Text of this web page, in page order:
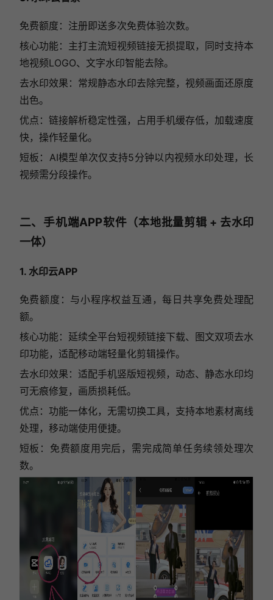
免费额度：注册即送多次免费体验次数。
核心功能：主打主流短视频链接无损提取，同时支持本
地视频LOGO、文字水印智能去除。
去水印效果：常规静态水印去除完整，视频画面还原度
出色。
优点：链接解析稳定性强，占用手机缓存低，加载速度
快，操作轻量化。
短板：AI模型单次仅支持5分钟以内视频水印处理，长
视频需分段操作。
二、手机端APP软件 （本地批量剪辑 + 去水印
一体）
1. 水印云APP
免费额度：与小程序权益互通，每日共享免费处理配
额。
核心功能：延续全平台短视频链接下载、图文双项去水
印功能，适配移动端轻量化剪辑操作。
去水印效果：适配手机竖版短视频，动态、静态水印均
可无痕修复，画质损耗低。
优点：功能一体化，无需切换工具，支持本地素材离线
处理，移动端使用便捷。
短板：免费额度用完后，需完成简单任务续领处理次
数。